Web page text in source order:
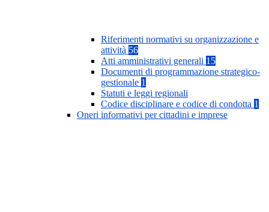
Riferimenti normativi su organizzazione e
attività 56
Atti amministrativi generali 15
Documenti di programmazione strategico-
gestionale 1
Statuti e leggi regionali
Codice disciplinare e codice di condotta 1
Oneri informativi per cittadini e imprese